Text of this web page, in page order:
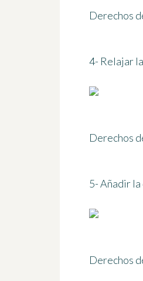
Derechos
4- Relajar
Derechos
5- Añadir
Derechos